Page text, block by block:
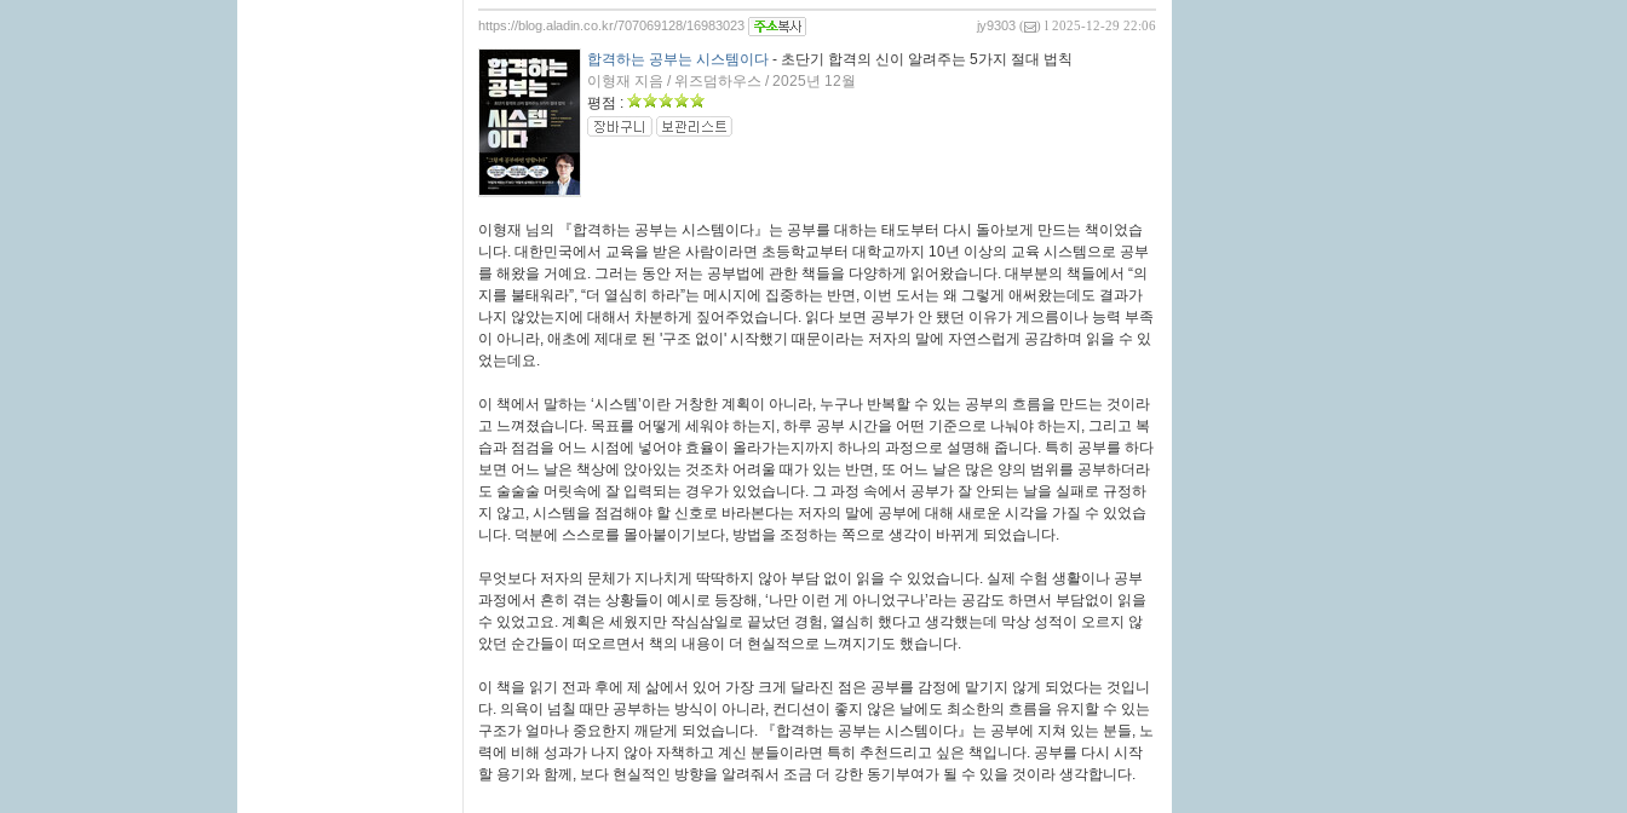
jy9303 ( ) l 2025-12-29 22:06
https://blog.aladin.co.kr/707069128/16983023
합격하는 공부는 시스템이다 - 초단기 합격의 신이 알려주는 5가지 절대 법칙
이형재 지음 / 위즈덤하우스 / 2025년 12월
평점 :
이형재 님의 『합격하는 공부는 시스템이다』는 공부를 대하는 태도부터 다시 돌아보게 만드는 책이었습
니다. 대한민국에서 교육을 받은 사람이라면 초등학교부터 대학교까지 10년 이상의 교육 시스템으로 공부
를 해왔을 거예요. 그러는 동안 저는 공부법에 관한 책들을 다양하게 읽어왔습니다. 대부분의 책들에서 “의
지를 불태워라”, “더 열심히 하라”는 메시지에 집중하는 반면, 이번 도서는 왜 그렇게 애써왔는데도 결과가
나지 않았는지에 대해서 차분하게 짚어주었습니다. 읽다 보면 공부가 안 됐던 이유가 게으름이나 능력 부족
이 아니라, 애초에 제대로 된 '구조 없이' 시작했기 때문이라는 저자의 말에 자연스럽게 공감하며 읽을 수 있
었는데요.
이 책에서 말하는 ‘시스템’이란 거창한 계획이 아니라, 누구나 반복할 수 있는 공부의 흐름을 만드는 것이라
고 느껴졌습니다. 목표를 어떻게 세워야 하는지, 하루 공부 시간을 어떤 기준으로 나눠야 하는지, 그리고 복
습과 점검을 어느 시점에 넣어야 효율이 올라가는지까지 하나의 과정으로 설명해 줍니다. 특히 공부를 하다
보면 어느 날은 책상에 앉아있는 것조차 어려울 때가 있는 반면, 또 어느 날은 많은 양의 범위를 공부하더라
도 술술술 머릿속에 잘 입력되는 경우가 있었습니다. 그 과정 속에서 공부가 잘 안되는 날을 실패로 규정하
지 않고, 시스템을 점검해야 할 신호로 바라본다는 저자의 말에 공부에 대해 새로운 시각을 가질 수 있었습
니다. 덕분에 스스로를 몰아붙이기보다, 방법을 조정하는 쪽으로 생각이 바뀌게 되었습니다.
무엇보다 저자의 문체가 지나치게 딱딱하지 않아 부담 없이 읽을 수 있었습니다. 실제 수험 생활이나 공부
과정에서 흔히 겪는 상황들이 예시로 등장해, ‘나만 이런 게 아니었구나’라는 공감도 하면서 부담없이 읽을
수 있었고요. 계획은 세웠지만 작심삼일로 끝났던 경험, 열심히 했다고 생각했는데 막상 성적이 오르지 않
았던 순간들이 떠오르면서 책의 내용이 더 현실적으로 느껴지기도 했습니다.
이 책을 읽기 전과 후에 제 삶에서 있어 가장 크게 달라진 점은 공부를 감정에 맡기지 않게 되었다는 것입니
다. 의욕이 넘칠 때만 공부하는 방식이 아니라, 컨디션이 좋지 않은 날에도 최소한의 흐름을 유지할 수 있는
구조가 얼마나 중요한지 깨닫게 되었습니다. 『합격하는 공부는 시스템이다』는 공부에 지쳐 있는 분들, 노
력에 비해 성과가 나지 않아 자책하고 계신 분들이라면 특히 추천드리고 싶은 책입니다. 공부를 다시 시작
할 용기와 함께, 보다 현실적인 방향을 알려줘서 조금 더 강한 동기부여가 될 수 있을 것이라 생각합니다.